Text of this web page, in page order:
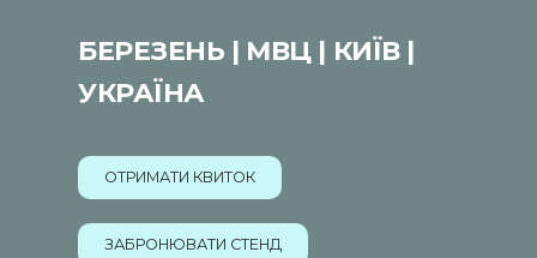
БЕРЕЗЕНЬ | МВЦ | КИЇВ |
УКРАЇНА
ОТРИМАТИ КВИТОК
ЗАБРОНЮВАТИ СТЕНД